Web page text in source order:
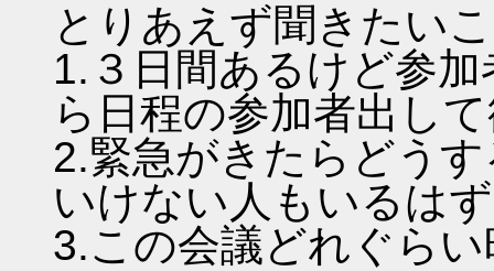
とりあえず聞きたい
1.３日間あるけど参
ら日程の参加者出し
2.緊急がきたらどう
いけない人もいるはず
3.この会議どれぐら